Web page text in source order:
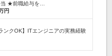
当 ★前職給与を…
円
ンクOK】ITエンジニアの実務経験